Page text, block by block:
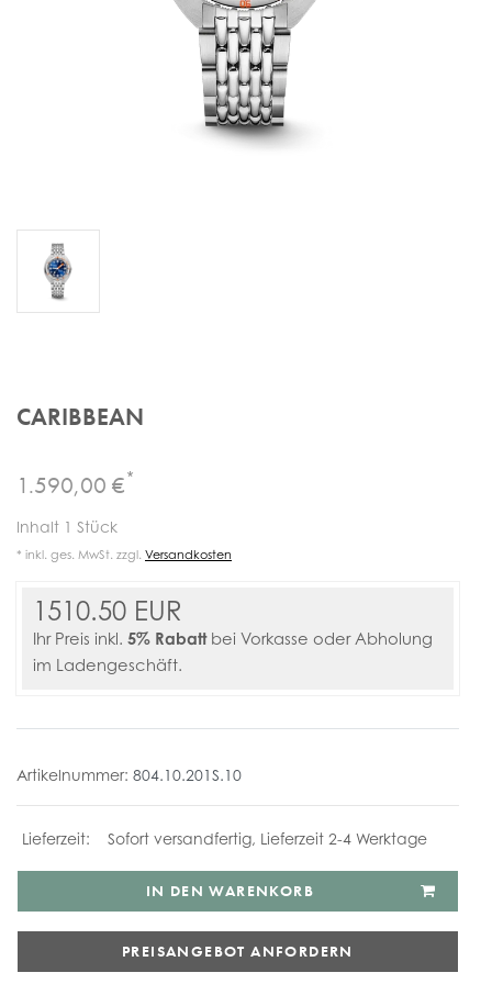
CARIBBEAN
1.590,00 €*
Inhalt 1 Stück
* inkl. ges. MwSt. zzgl. Versandkosten
1510.50 EUR
Ihr Preis inkl. 5% Rabattbei Vorkasse oder Abholung
im Ladengeschäft.
Artikelnummer: 804.10.201S.10
Sofort versandfertig, Lieferzeit 2-4 Werktage
IN DEN WARENKORB
PREISANGEBOT ANFORDERN